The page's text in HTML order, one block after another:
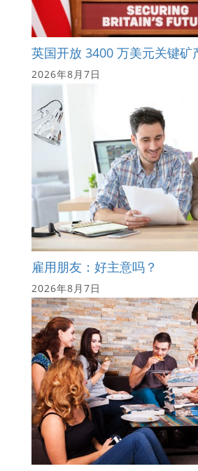
英国开放 3400 万美元关键矿
2026年8月7日
雇用朋友：好主意吗？
2026年8月7日